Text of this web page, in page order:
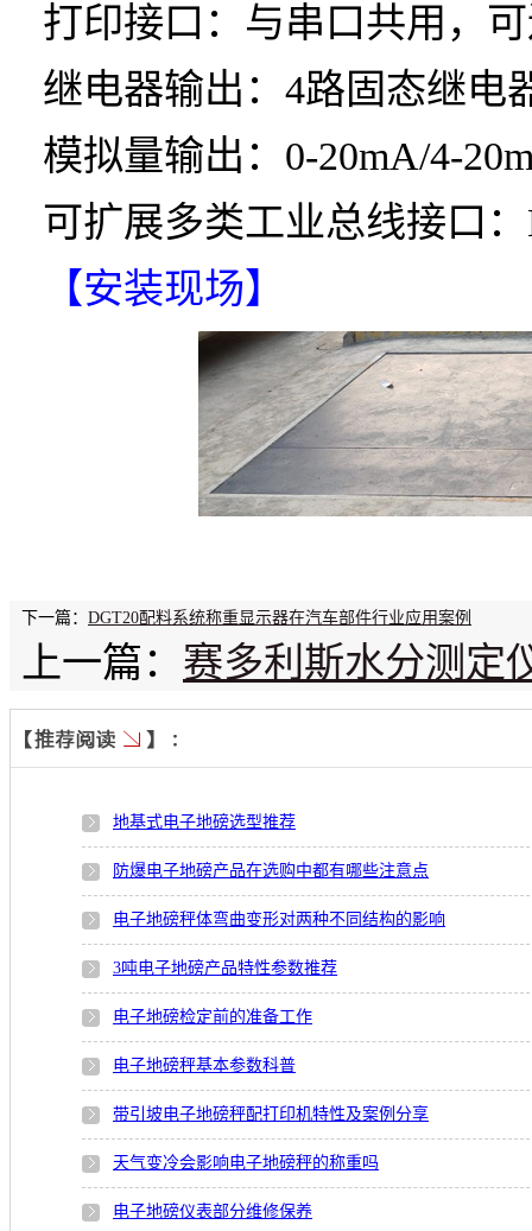
打印接口：与串口共用，
继电器输出：4路固态继电
模拟量输出：0-20mA/4-
可扩展多类工业总线接口
【安装现场】
下一篇： DGT20配料系统称重显示器在汽车部件行业应用案例
上一篇： 赛多利斯水分测定
地基式电子地磅选型推荐
防爆电子地磅产品在选购中都有哪些注意点
电子地磅秤体弯曲变形对两种不同结构的影响
3吨电子地磅产品特性参数推荐
电子地磅检定前的准备工作
电子地磅秤基本参数科普
带引坡电子地磅秤配打印机特性及案例分享
天气变冷会影响电子地磅秤的称重吗
电子地磅仪表部分维修保养